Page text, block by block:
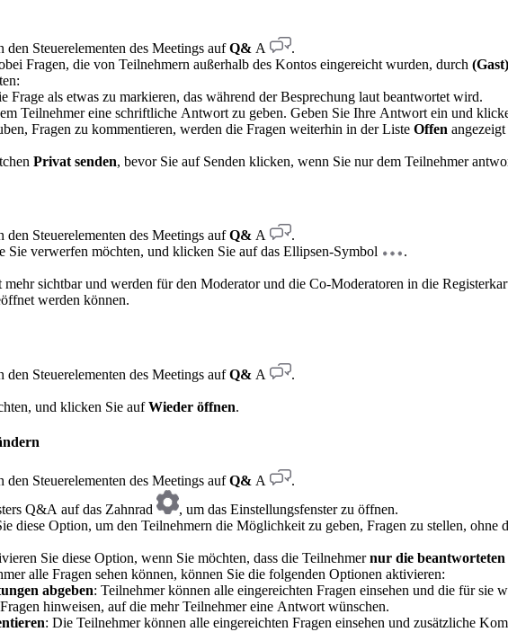
den Steuerelementen des Meetings aufQ& A
.
Fragen, die von Teilnehmern außerhalb des Kontos eingereicht wurden, durch (Gast)
Frage als etwas zu markieren, das während der Besprechung laut beantwortet wird.
Teilnehmer eine schriftliche Antwort zu geben. Geben Sie Ihre Antwort ein und
Fragen zu kommentieren, werden die Fragen weiterhin in der Liste Offen
Privat senden, bevor Sie auf Senden klicken, wenn Sie nur dem Teilnehmer
Steuerelementen des Meetings aufQ& A
.
Sie verwerfen möchten, und klicken Sie auf das Ellipsen-Symbol
.
sichtbar und werden für den Moderator und die Co-Moderatoren in die
werden können.
Steuerelementen des Meetings aufQ& A
.
und klicken Sie aufWieder öffnen.
Steuerelementen des Meetings aufQ& A
.
Q&A auf das Zahnrad
, um das Einstellungsfenster zu öffnen.
diese Option, um den Teilnehmern die Möglichkeit zu geben, Fragen zu stellen,
Sie diese Option, wenn Sie möchten, dass die Teilnehmernur die
alle Fragen sehen können, können Sie die folgenden Optionen aktivieren:
abgeben: Teilnehmer können alle eingereichten Fragen einsehen und die für sie
hinweisen, auf die mehr Teilnehmer eine Antwort wünschen.
: Die Teilnehmer können alle eingereichten Fragen einsehen und zusätzliche